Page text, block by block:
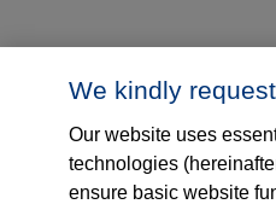
We kindly
Our website uses
technologies
ensure basic website